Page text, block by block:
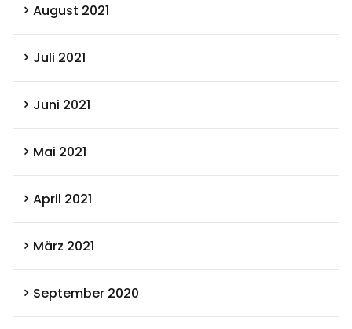
August 2021
Juli 2021
Juni 2021
Mai 2021
April 2021
März 2021
September 2020